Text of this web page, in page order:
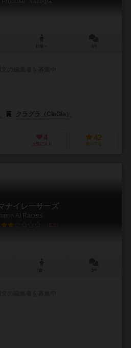
クラグラ（ClaGla）
4
お気に入り
42
持ってる
ナイレーサーズ
AI Racers
6.0